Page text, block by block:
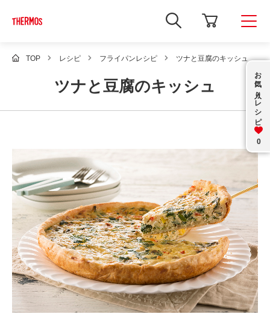
新
し
ィ
ウ
で
サ
検
ま
す
TOP レシピ フライパンレシピ ツナと豆腐のキッシュ
ツナと豆腐のキッシュ お気に入り
レシピ
0